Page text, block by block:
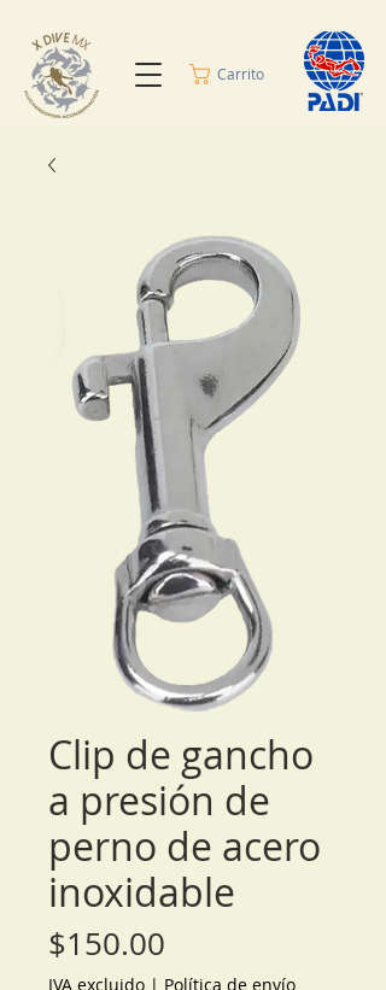
Carrito
Clip de gancho
a presión de
perno de acero
inoxidable
$150.00
IVA excluido | Política de envío